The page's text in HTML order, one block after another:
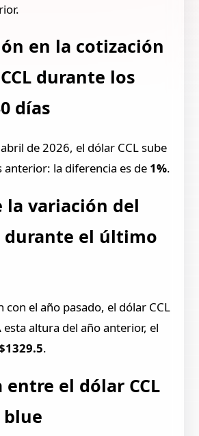
en la cotización
durante los
días
de 2026, el dólar CCL sube
anterior: la diferencia es de 1%.
la variación del
durante el último
con el año pasado, el dólar CCL
esta altura del año anterior, el
.
entre el dólar CCL